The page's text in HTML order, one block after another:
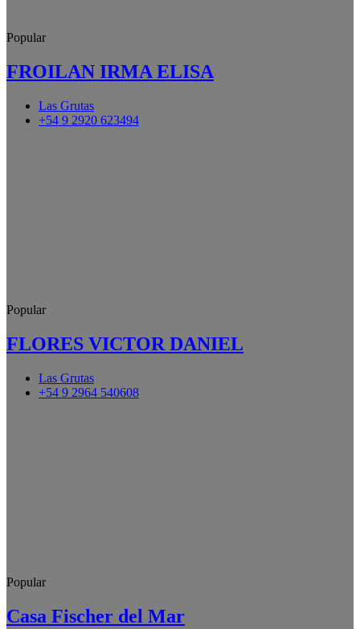
Popular
FROILAN IRMA ELISA
Las Grutas
+54 9 2920 623494
Popular
FLORES VICTOR DANIEL
Las Grutas
+54 9 2964 540608
Popular
Casa Fischer del Mar